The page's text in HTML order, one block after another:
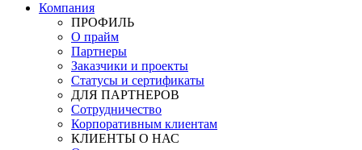
Компания
ПРОФИЛЬ
О прайм
Партнеры
Заказчики и проекты
Статусы и сертификаты
ДЛЯ ПАРТНЕРОВ
Сотрудничество
Корпоративным клиентам
КЛИЕНТЫ О НАС